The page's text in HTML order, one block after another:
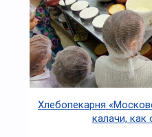
Хлебопекарня
калачи, как